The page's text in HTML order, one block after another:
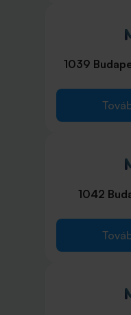
1039
1042